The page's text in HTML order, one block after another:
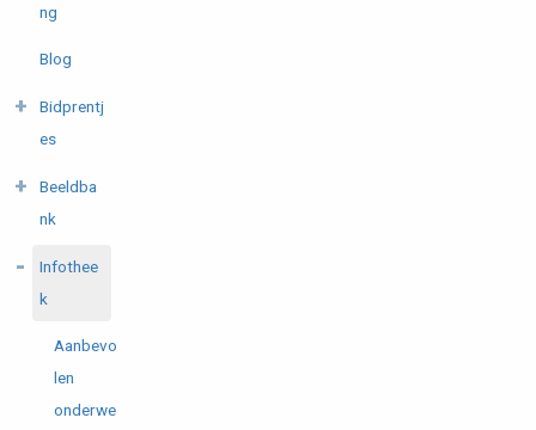
ng
Blog
Bidprentj
es
Beeldba
nk
Infothee
k
Aanbevo
len
onderwe